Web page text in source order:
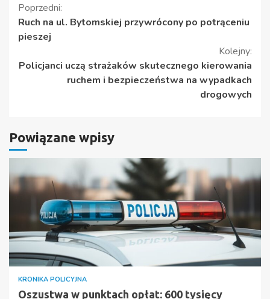
Kontynuuj
czytanie
Poprzedni:
Ruch na ul. Bytomskiej przywrócony po potrąceniu
pieszej
Kolejny:
Policjanci uczą strażaków skutecznego kierowania
ruchem i bezpieczeństwa na wypadkach
drogowych
Powiązane wpisy
KRONIKA POLICYJNA
Oszustwa w punktach opłat: 600 tysięcy